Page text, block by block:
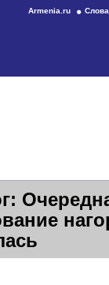
Armenia.ru